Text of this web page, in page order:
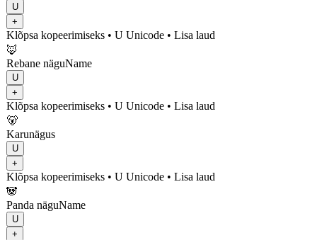
U
+
Klõpsa kopeerimiseks • U Unicode • Lisa laud
🦊
Rebane näguName
U
+
Klõpsa kopeerimiseks • U Unicode • Lisa laud
🐻
Karunägus
U
+
Klõpsa kopeerimiseks • U Unicode • Lisa laud
🐼
Panda näguName
U
+